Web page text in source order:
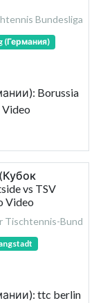
Bundesliga
(Германия)
Borussia
vs TSV
Video
Tischtennis-Bund
ttc berlin